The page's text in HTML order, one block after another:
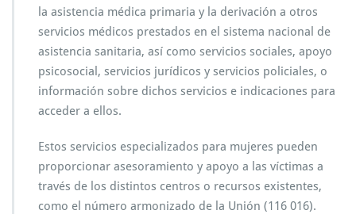
la asistencia médica primaria y la derivación a otros
servicios médicos prestados en el sistema nacional de
asistencia sanitaria, así como servicios sociales, apoyo
psicosocial, servicios jurídicos y servicios policiales, o
información sobre dichos servicios e indicaciones para
acceder a ellos.
Estos servicios especializados para mujeres pueden
proporcionar asesoramiento y apoyo a las víctimas a
través de los distintos centros o recursos existentes,
como el número armonizado de la Unión (116 016).